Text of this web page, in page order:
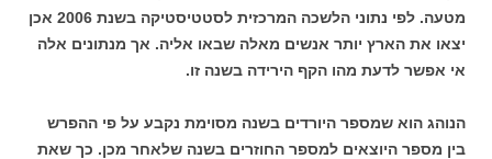
מטעה. לפי נתוני הלשכה המרכזית לסטטיסטיקה בשנת 2006 אכן
יצאו את הארץ יותר אנשים מאלה שבאו אליה. אך מנתונים אלה
אי אפשר לדעת מהו הקף הירידה בשנה זו.
הנוהג הוא שמספר היורדים בשנה מסוימת נקבע על פי ההפרש
בין מספר היוצאים למספר החוזרים בשנה שלאחר מכן. כך שאת